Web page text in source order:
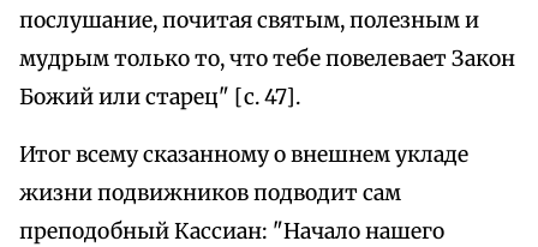
послушание, почитая святым, полезным и
мудрым только то, что тебе повелевает Закон
Божий или старец" [с. 47].
Итог всему сказанному о внешнем укладе
жизни подвижников подводит сам
преподобный Кассиан: "Начало нашего